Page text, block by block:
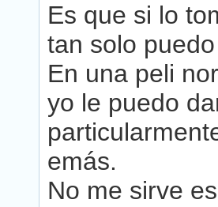
Es que si lo
tan solo
En una peli
yo le puedo
emás.
No me sirve